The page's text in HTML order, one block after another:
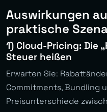
Auswirkungen
praktische
1) Cloud-Pricing: Die
Steuer heißen
Erwarten Sie:
Commitments, Bundling
Preisunterschiede